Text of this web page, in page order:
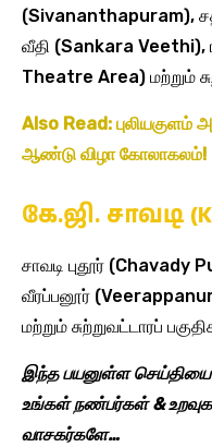
(Sivananthapuram),
வீதி (Sankara Veethi),
Theatre Area) மற்றும்
Also Read:
ஆண்டு விழா கோலாகலம்!
கே.ஜி. சாவடி
சாவடி புதூர்
வீரப்பனூர்
மற்றும் சுற்றுவட்டாரப்
இந்த பயனுள்ள செய்தியை
உங்கள் நண்பர்கள் &
வாசகர்களே…